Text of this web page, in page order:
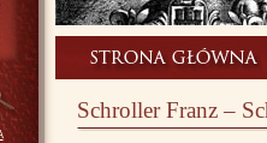
Schroller Franz –